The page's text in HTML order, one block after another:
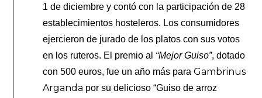
1 de diciembre y contó con la participación de 28
establecimientos hosteleros. Los consumidores
ejercieron de jurado de los platos con sus votos
en los ruteros. El premio al “Mejor Guiso”, dotado
con 500 euros, fue un año más paraGambrinus
Arganda por su delicioso “Guiso de arroz